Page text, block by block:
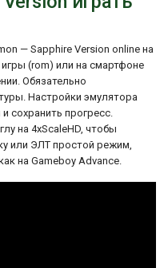
секреты
издана Nintendo
— Sapphire Version online на
(rom) или на смартфоне
Обязательно
Настройки эмулятора
сохранить прогресс.
на 4xScaleHD, чтобы
или ЭЛТ простой режим,
на Gameboy Advance.